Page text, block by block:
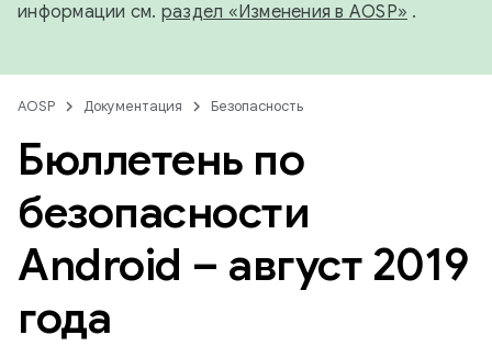
информации см. раздел «Изменения в AOSP» .
AOSP Документация Безопасность
Бюллетень по
безопасности
Android – август 2019
года